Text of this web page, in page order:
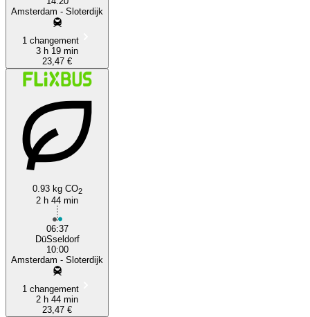
Amsterdam - Sloterdijk
1 changement
3 h 19 min
23,47 €
0.93 kg CO2
2 h 44 min
06:37
DüSseldorf
10:00
Amsterdam - Sloterdijk
1 changement
2 h 44 min
23,47 €